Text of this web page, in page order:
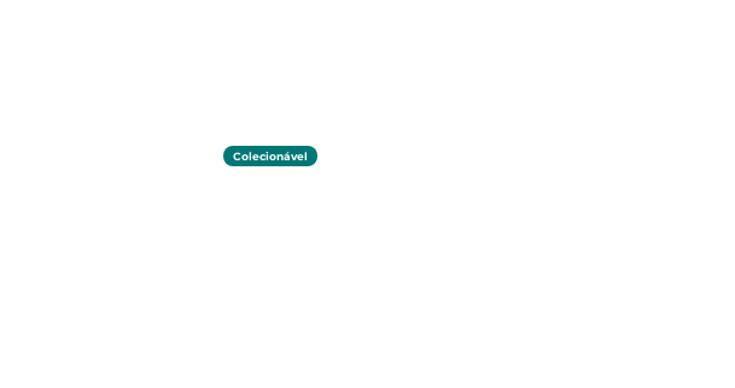
Colecionável